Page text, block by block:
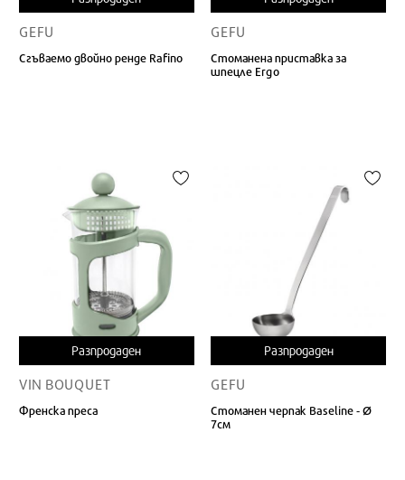
GEFU
Сгъваемо двойно ренде Rafino
GEFU
Стоманена приставка за
шпецле Ergo
Разпродаден
VIN BOUQUET
Френска преса
Разпродаден
GEFU
Стоманен черпак Baseline - Ø
7см